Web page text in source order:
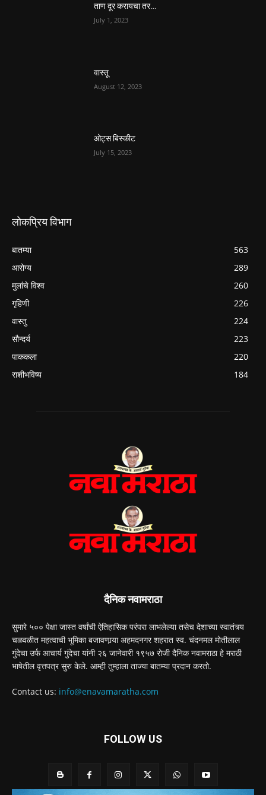
ताण दूर करायचा तर…
July 1, 2023
वास्तू
August 12, 2023
ओट्स बिस्कीट
July 15, 2023
लोकप्रिय विभाग
बातम्या
563
आरोग्य
289
मुलांचे विश्व
260
गृहिणी
226
वास्तु
224
सौन्दर्य
223
पाककला
220
राशीभविष्य
184
दैनिक नवामराठा
सुमारे ५०० पेक्षा जास्त वर्षांची ऐतिहासिक परंपरा लाभलेल्या तसेच देशाच्या स्वातंत्र्य
चळवळीत महत्वाची भूमिका बजावणार्‍या अहमदनगर शहरात स्व. चंदनमल मोतीलाल
गुंदेचा उर्फ आचार्य गुंदेचा यांनी २६ जानेवारी १९५७ रोजी दैनिक नवामराठा हे मराठी
भाषेतील वृत्तपत्र सुरु केले. आम्ही तुम्हाला ताज्या बातम्या प्रदान करतो.
Contact us: info@enavamaratha.com
FOLLOW US